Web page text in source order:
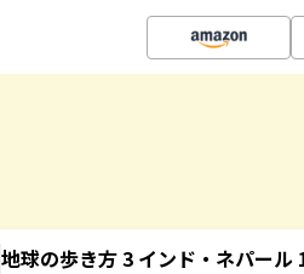
地球の歩き方 3 インド・ネパール